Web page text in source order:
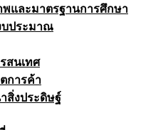
และมาตรฐานการศึกษา
บประมาณ
สนเทศ
การค้า
สิ่งประดิษฐ์